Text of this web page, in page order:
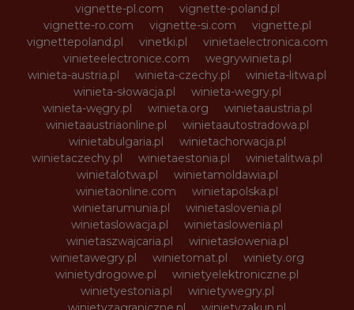
vignette-pl.com
vignette-poland.pl
vignette-ro.com
vignette-si.com
vignette.pl
vignettepoland.pl
vinetki.pl
vinietaelectronica.com
vinieteelectronice.com
wegrywinieta.pl
winieta-austria.pl
winieta-czechy.pl
winieta-litwa.pl
winieta-słowacja.pl
winieta-wegry.pl
winieta-węgry.pl
winieta.org
winietaaustria.pl
winietaaustriaonline.pl
winietaautostradowa.pl
winietabulgaria.pl
winietachorwacja.pl
winietaczechy.pl
winietaestonia.pl
winietalitwa.pl
winietalotwa.pl
winietamoldawia.pl
winietaonline.com
winietapolska.pl
winietarumunia.pl
winietaslovenia.pl
winietaslowacja.pl
winietaslowenia.pl
winietaszwajcaria.pl
winietasłowenia.pl
winietawegry.pl
winietomat.pl
winiety.org
winietydrogowe.pl
winietyelektroniczne.pl
winietyestonia.pl
winietywegry.pl